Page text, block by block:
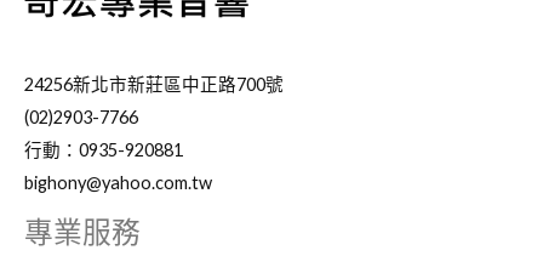
24256新北市新莊區中正路700號
(02)2903-7766
行動：0935-920881
bighony@yahoo.com.tw
專業服務